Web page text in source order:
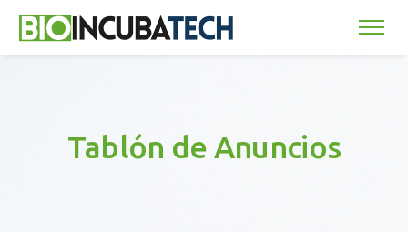
Tablón de Anuncios